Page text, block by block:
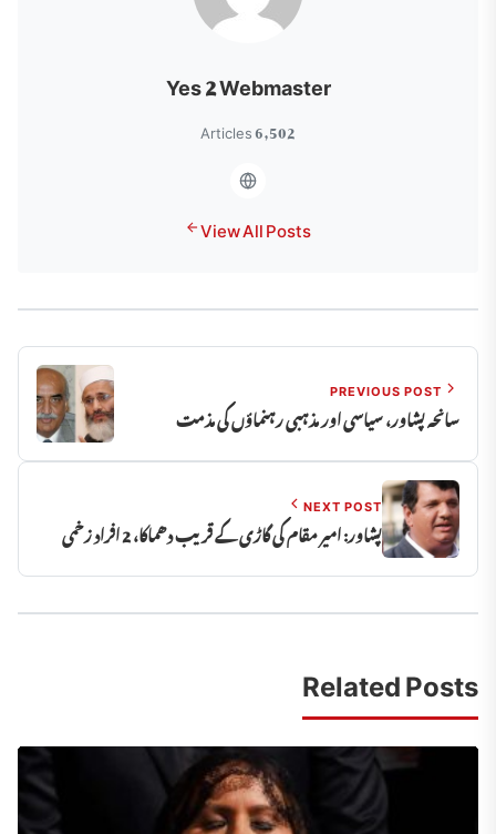
Yes 2 Webmaster
6,502 Articles
View All Posts
PREVIOUS POST
سانحہ پشاور، سیاسی اور مذہبی رہنماؤں کی مذمت
NEXT POST
پشاور: امیر مقام کی گاڑی کے قریب دھماکا، 2 افراد زخمی
Related Posts